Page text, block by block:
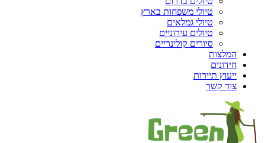
טיולי משפחות בארץ
טיולי גמלאים
טיולים עירוניים
סיורים קולינריים
המלצות
חידונים
ייעוץ תיירות
צור קשר